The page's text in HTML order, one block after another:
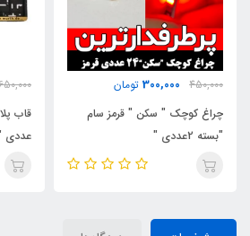
450,000
300,000 تومان
چراغ کوچک " سکن " قرمز سام
"بسته 2عددی "
650,000
عددی "